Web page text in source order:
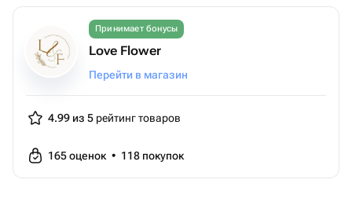
Принимает бонусы
Love Flower
Перейти в магазин
4.99 из 5 рейтинг товаров
165оценок • 118 покупок